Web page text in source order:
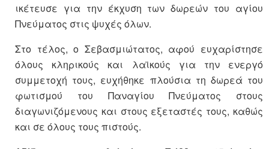
ικέτευσε για την έκχυση των δωρεών του αγίου
Πνεύματος στις ψυχές όλων.
Στο τέλος, ο Σεβασμιώτατος, αφού ευχαρίστησε
όλους κληρικούς και λαϊκούς για την ενεργό
συμμετοχή τους, ευχήθηκε πλούσια τη δωρεά του
φωτισμού του Παναγίου Πνεύματος στους
διαγωνιζόμενους και στους εξεταστές τους, καθώς
και σε όλους τους πιστούς.